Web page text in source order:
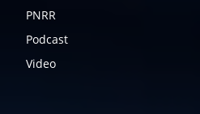
PNRR
Podcast
Video